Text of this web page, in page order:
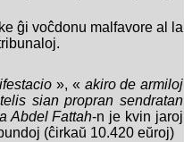
ĝi voĉdonu malfavore al la
», « akiro de armiloj
sian propran sendratan
Abdel Fattah-n je kvin jaroj
(ĉirkaŭ 10.420 eŭroj)